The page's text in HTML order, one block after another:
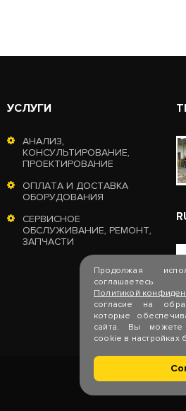
УСЛУГИ
АНАЛИЗ,
КОНСУЛЬТИРОВАНИЕ,
ПРОЕКТИРОВАНИЕ
ОПЛАТА И ДОСТАВКА
ОБОРУДОВАНИЯ
СЕРВИСНОЕ
ОБСЛУЖИВАНИЕ, РЕМОНТ,
ЗАПЧАСТИ
Продолжая
Политикой
согласие на
которые
сайта. Вы можете
cookie в настройках